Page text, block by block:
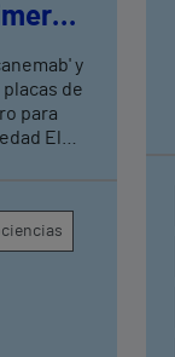
y
de
para
El
clínico